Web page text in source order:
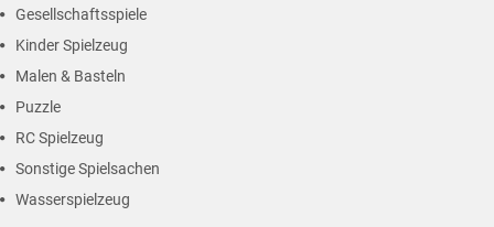
Gesellschaftsspiele
Kinder Spielzeug
Malen & Basteln
Puzzle
RC Spielzeug
Sonstige Spielsachen
Wasserspielzeug